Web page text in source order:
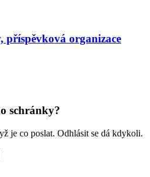
příspěvková organizace
schránky?
je co poslat. Odhlásit se dá kdykoli.